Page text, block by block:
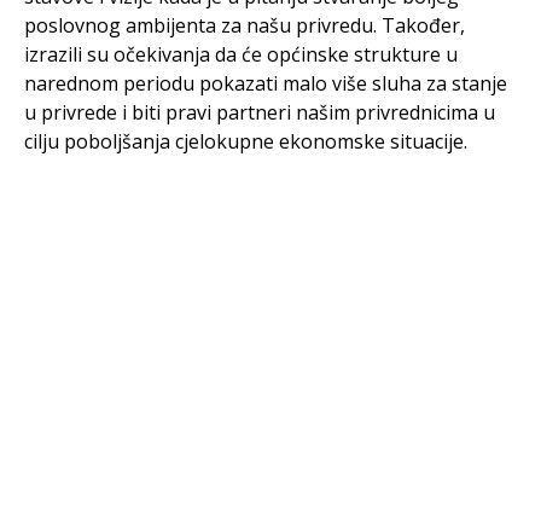
poslovnog ambijenta za našu privredu. Također,
izrazili su očekivanja da će općinske strukture u
narednom periodu pokazati malo više sluha za stanje
u privrede i biti pravi partneri našim privrednicima u
cilju poboljšanja cjelokupne ekonomske situacije.